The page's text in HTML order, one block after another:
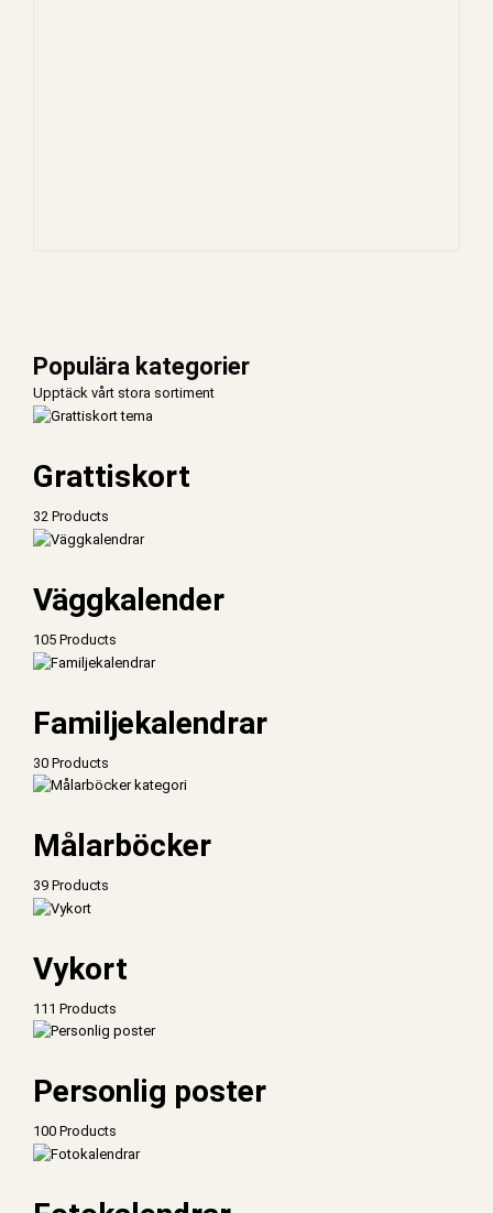
Populära kategorier
Upptäck vårt stora sortiment
Grattiskort
32 Products
Väggkalender
105 Products
Familjekalendrar
30 Products
Målarböcker
39 Products
Vykort
111 Products
Personlig poster
100 Products